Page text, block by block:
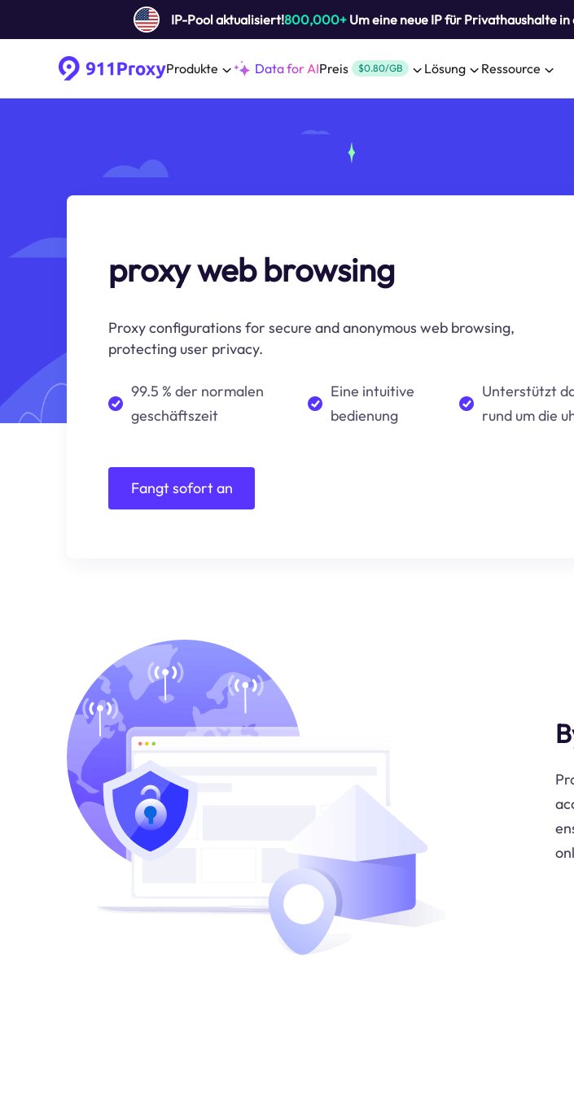
IP-Pool aktualisiert!800,000+Um eine neue IP für Privathaushalte in
Produkte Data for AIPreis $0.80/GB Lösung Ressource
proxy web browsing
Proxy configurations for secure and anonymous web browsing,
protecting user privacy.
99.5 % der normalen
geschäftszeit
Eine intuitive
bedienung
Unterstützt
rund um die
Fangt sofort an